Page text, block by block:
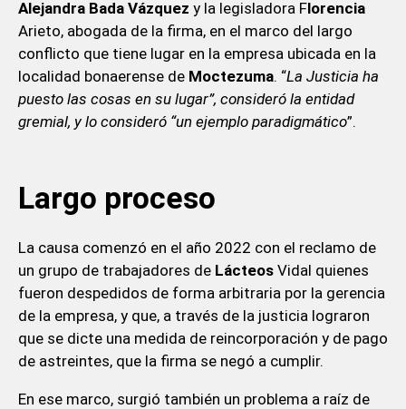
Alejandra Bada Vázquez y la legisladora Florencia
Arieto, abogada de la firma, en el marco del largo
conflicto que tiene lugar en la empresa ubicada en la
localidad bonaerense de Moctezuma. “La Justicia ha
puesto las cosas en su lugar”, consideró la entidad
gremial, y lo consideró “un ejemplo paradigmático”.
Largo proceso
La causa comenzó en el año 2022 con el reclamo de
un grupo de trabajadores deLácteosVidal quienes
fueron despedidos de forma arbitraria por la gerencia
de la empresa, y que, a través de la justicia lograron
que se dicte una medida de reincorporación y de pago
de astreintes, que la firma se negó a cumplir.
En ese marco, surgió también un problema a raíz de